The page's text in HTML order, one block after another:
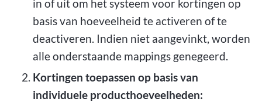
in of uit om het systeem voor kortingen op
basis van hoeveelheid te activeren of te
deactiveren. Indien niet aangevinkt, worden
alle onderstaande mappings genegeerd.
Kortingen toepassen op basis van
individuele producthoeveelheden: